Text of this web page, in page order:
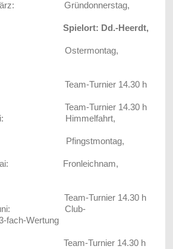
März: Gründonnerstag,
Spielort: Dd.-Heerdt,
Ostermontag,
Team-Turnier 14.30 h
Team-Turnier 14.30 h
Mai: Himmelfahrt,
Pfingstmontag,
Mai: Fronleichnam,
Team-Turnier 14.30 h
Juni: Club-
fach-Wertung
Team-Turnier 14.30 h